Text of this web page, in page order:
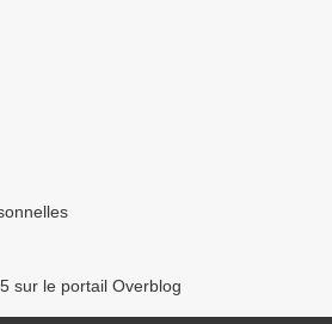
sur le portail Overblog